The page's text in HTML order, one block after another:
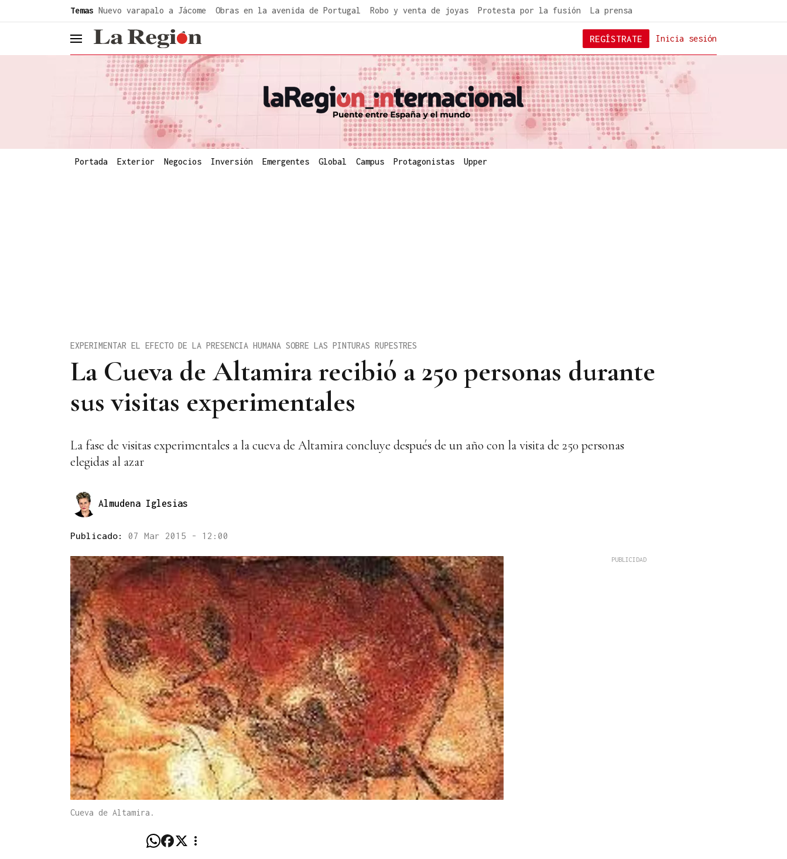
Temas Nuevo varapalo a Jácome Obras en la avenida de Portugal Robo y venta de joyas Protesta por la fusión La prensa
header.menu.open Inicia sesión
REGÍSTRATE
Portada Exterior Negocios Inversión Emergentes Global Campus Protagonistas Upper
La Cueva de Altamira recibió a 250 personas durante
sus visitas experimentales
EXPERIMENTAR EL EFECTO DE LA PRESENCIA HUMANA SOBRE LAS PINTURAS RUPESTRES
La fase de visitas experimentales a la cueva de Altamira concluye después de un año con la visita de 250 personas
elegidas al azar
Almudena Iglesias
Publicado: 07 Mar 2015 - 12:00
Cueva de Altamira.